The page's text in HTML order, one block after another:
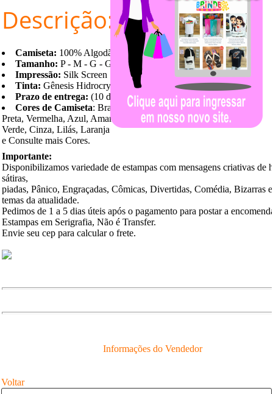
Descrição:
Camiseta: 100% Algodão
Tamanho: P - M - G - GG
Impressão: Silk Screen
Tinta: Gênesis Hidrocryl
Prazo de entrega: (10 dias)
Cores de Camiseta: Branca,
Preta, Vermelha, Azul, Amarela,
Verde, Cinza, Lilás, Laranja
e Consulte mais Cores.
Importante:
Disponibilizamos variedade de estampas com mensagens criativas de
sátiras,
piadas, Pânico, Engraçadas, Cômicas, Divertidas, Comédia, Bizarras
temas da atualidade.
Pedimos de 1 a 5 dias úteis após o pagamento para postar a
Estampas em Serigrafia, Não é Transfer.
Envie seu cep para calcular o frete.
Informações do Vendedor
Voltar